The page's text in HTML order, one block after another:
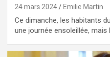
24 mars 2024 Emilie Martin
Ce dimanche, les habitants
une journée ensoleillée,